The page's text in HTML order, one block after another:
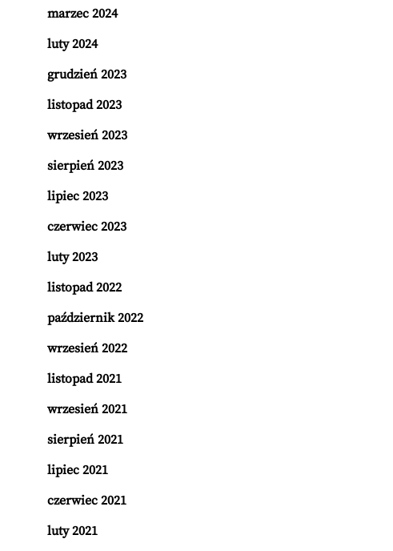
marzec 2024
luty 2024
grudzień 2023
listopad 2023
wrzesień 2023
sierpień 2023
lipiec 2023
czerwiec 2023
luty 2023
listopad 2022
październik 2022
wrzesień 2022
listopad 2021
wrzesień 2021
sierpień 2021
lipiec 2021
czerwiec 2021
luty 2021